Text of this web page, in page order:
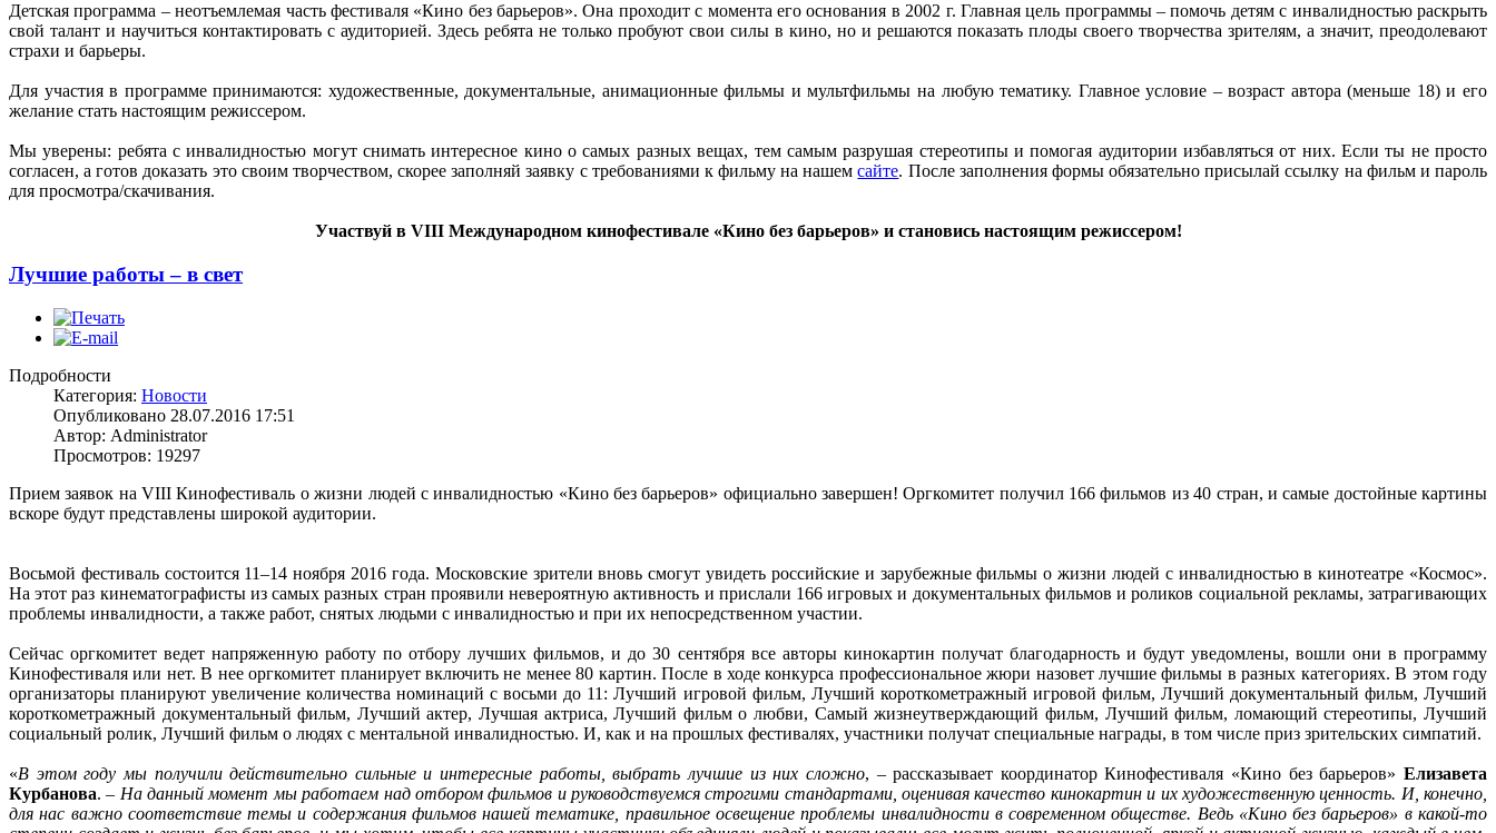
Детская программа – неотъемлемая часть фестиваля «Кино без барьеров». Она проходит с момента его основания в 2002 г. Главная цель программы – помочь детям с инвалидностью раскрыть
свой талант и научиться контактировать с аудиторией. Здесь ребята не только пробуют свои силы в кино, но и решаются показать плоды своего творчества зрителям, а значит, преодолевают
страхи и барьеры.
Для участия в программе принимаются: художественные, документальные, анимационные фильмы и мультфильмы на любую тематику. Главное условие – возраст автора (меньше 18) и его
желание стать настоящим режиссером.
Мы уверены: ребята с инвалидностью могут снимать интересное кино о самых разных вещах, тем самым разрушая стереотипы и помогая аудитории избавляться от них. Если ты не просто
согласен, а готов доказать это своим творчеством, скорее заполняй заявку с требованиями к фильму на нашемсайте. После заполнения формы обязательно присылай ссылку на фильм и пароль
для просмотра/скачивания.
Участвуй в VIII Международном кинофестивале «Кино без барьеров» и становись настоящим режиссером!
Лучшие работы – в свет
Подробности
Категория: Новости
Опубликовано 28.07.2016 17:51
Автор: Administrator
Просмотров: 19297
Прием заявок на VIII Кинофестиваль о жизни людей с инвалидностью «Кино без барьеров» официально завершен! Оргкомитет получил 166 фильмов из 40 стран, и самые достойные картины
вскоре будут представлены широкой аудитории.
Восьмой фестиваль состоится 11–14 ноября 2016 года. Московские зрители вновь смогут увидеть российские и зарубежные фильмы о жизни людей с инвалидностью в кинотеатре «Космос».
На этот раз кинематографисты из самых разных стран проявили невероятную активность и прислали 166 игровых и документальных фильмов и роликов социальной рекламы, затрагивающих
проблемы инвалидности, а также работ, снятых людьми с инвалидностью и при их непосредственном участии.
Сейчас оргкомитет ведет напряженную работу по отбору лучших фильмов, и до 30 сентября все авторы кинокартин получат благодарность и будут уведомлены, вошли они в программу
Кинофестиваля или нет. В нее оргкомитет планирует включить не менее 80 картин. После в ходе конкурса профессиональное жюри назовет лучшие фильмы в разных категориях. В этом году
организаторы планируют увеличение количества номинаций с восьми до 11: Лучший игровой фильм, Лучший короткометражный игровой фильм, Лучший документальный фильм, Лучший
короткометражный документальный фильм, Лучший актер, Лучшая актриса, Лучший фильм о любви, Самый жизнеутверждающий фильм, Лучший фильм, ломающий стереотипы, Лучший
социальный ролик, Лучший фильм о людях с ментальной инвалидностью. И, как и на прошлых фестивалях, участники получат специальные награды, в том числе приз зрительских симпатий.
«В этом году мы получили действительно сильные и интересные работы, выбрать лучшие из них сложно, – рассказывает координатор Кинофестиваля «Кино без барьеров»Елизавета
Курбанова. – На данный момент мы работаем над отбором фильмов и руководствуемся строгими стандартами, оценивая качество кинокартин и их художественную ценность. И, конечно,
для нас важно соответствие темы и содержания фильмов нашей тематике, правильное освещение проблемы инвалидности в современном обществе. Ведь «Кино без барьеров» в какой-то